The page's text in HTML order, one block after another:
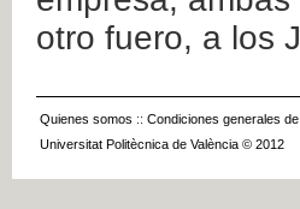
otro fuero, a los
Quienes somos :: Condiciones generales
Universitat Politècnica de València © 2012